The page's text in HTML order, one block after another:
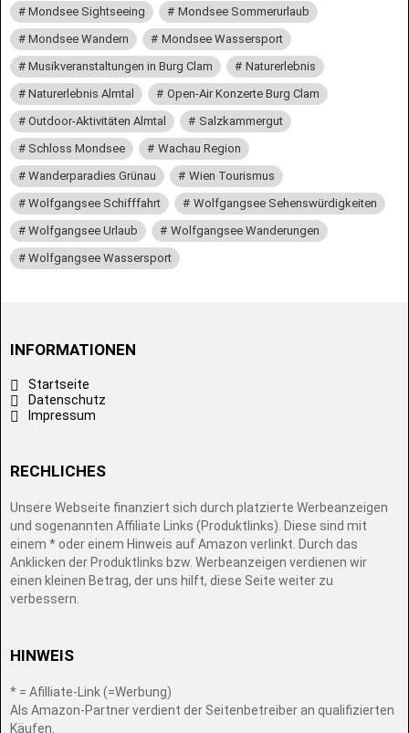
Mondsee Sightseeing
Mondsee Sommerurlaub
Mondsee Wandern
Mondsee Wassersport
Musikveranstaltungen in Burg Clam
Naturerlebnis
Naturerlebnis Almtal
Open-Air Konzerte Burg Clam
Outdoor-Aktivitäten Almtal
Salzkammergut
Schloss Mondsee
Wachau Region
Wanderparadies Grünau
Wien Tourismus
Wolfgangsee Schifffahrt
Wolfgangsee Sehenswürdigkeiten
Wolfgangsee Urlaub
Wolfgangsee Wanderungen
Wolfgangsee Wassersport
INFORMATIONEN
Startseite
Datenschutz
Impressum
RECHLICHES
Unsere Webseite finanziert sich durch platzierte Werbeanzeigen
und sogenannten Affiliate Links (Produktlinks). Diese sind mit
einem * oder einem Hinweis auf Amazon verlinkt. Durch das
Anklicken der Produktlinks bzw. Werbeanzeigen verdienen wir
einen kleinen Betrag, der uns hilft, diese Seite weiter zu
verbessern.
HINWEIS
* = Afilliate-Link (=Werbung)
Als Amazon-Partner verdient der Seitenbetreiber an qualifizierten
Käufen.